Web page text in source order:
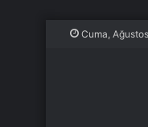
Cuma,